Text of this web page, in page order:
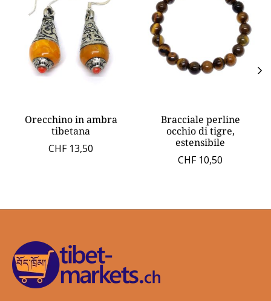
Orecchino in ambra
tibetana
CHF 13,50
Bracciale perline
occhio di tigre,
estensibile
CHF 10,50